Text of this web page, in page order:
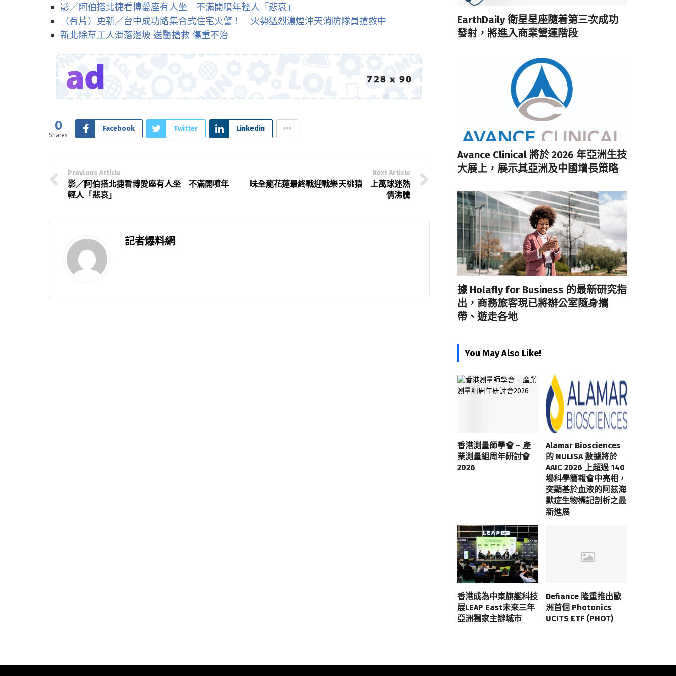
影／阿伯搭北捷看博愛座有人坐 不滿開噴年輕人「悲哀」
（有片）更新／台中成功路集合式住宅火警！ 火勢猛烈濃煙沖天消防隊員搶救中
新北除草工人滑落邊坡 送醫搶救 傷重不治
0
Shares
Facebook Twitter Linkedin
Previous Article
影／阿伯搭北捷看博愛座有人坐 不滿開噴年
輕人「悲哀」
Next Article
味全龍花蓮最終戰迎戰樂天桃猿 上萬球迷熱
情沸騰
記者爆料網
EarthDaily 衛星星座隨着第三次成功
發射，將進入商業營運階段
Avance Clinical 將於 2026 年亞洲生技
大展上，展示其亞洲及中國增長策略
據 Holafly for Business 的最新研究指
出，商務旅客現已將辦公室隨身攜
帶、遊走各地
You May Also Like!
香港測量師學會 – 產
業測量組周年研討會
2026
Alamar Biosciences
的 NULISA 數據將於
AAIC 2026 上超過 140
場科學簡報會中亮相，
突顯基於血液的阿茲海
默症生物標記剖析之最
新進展
香港成為中東旗艦科技
展LEAP East未來三年
亞洲獨家主辦城市
Defiance 隆重推出歐
洲首個 Photonics
UCITS ETF (PHOT)